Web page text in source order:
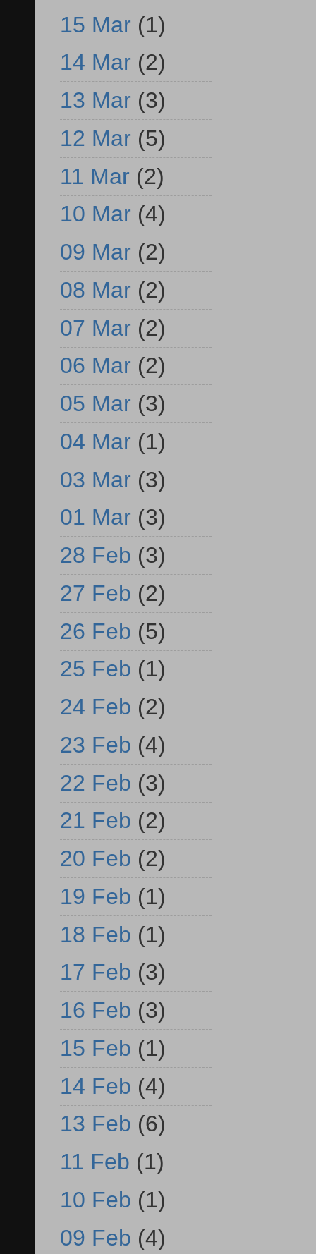
15 Mar (1)
14 Mar (2)
13 Mar (3)
12 Mar (5)
11 Mar (2)
10 Mar (4)
09 Mar (2)
08 Mar (2)
07 Mar (2)
06 Mar (2)
05 Mar (3)
04 Mar (1)
03 Mar (3)
01 Mar (3)
28 Feb (3)
27 Feb (2)
26 Feb (5)
25 Feb (1)
24 Feb (2)
23 Feb (4)
22 Feb (3)
21 Feb (2)
20 Feb (2)
19 Feb (1)
18 Feb (1)
17 Feb (3)
16 Feb (3)
15 Feb (1)
14 Feb (4)
13 Feb (6)
11 Feb (1)
10 Feb (1)
09 Feb (4)